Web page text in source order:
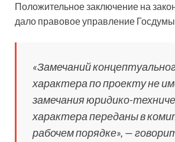
Положительное заключение на
дало правовое управление
«Замечаний
характера по проекту не
замечания юридико-
характера переданы в
рабочем порядке», —